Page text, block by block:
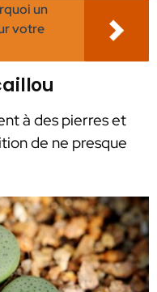
un
votre
à des pierres et
de ne presque